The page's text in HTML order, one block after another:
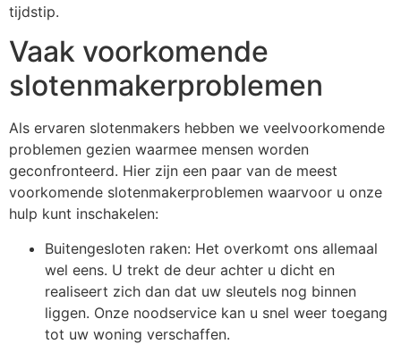
tijdstip.
Vaak voorkomende
slotenmakerproblemen
Als ervaren slotenmakers hebben we veelvoorkomende
problemen gezien waarmee mensen worden
geconfronteerd. Hier zijn een paar van de meest
voorkomende slotenmakerproblemen waarvoor u onze
hulp kunt inschakelen:
Buitengesloten raken: Het overkomt ons allemaal
wel eens. U trekt de deur achter u dicht en
realiseert zich dan dat uw sleutels nog binnen
liggen. Onze noodservice kan u snel weer toegang
tot uw woning verschaffen.